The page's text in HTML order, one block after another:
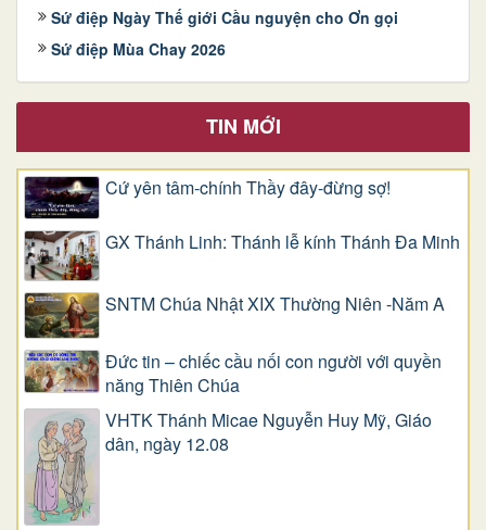
Sứ điệp Ngày Thế giới Cầu nguyện cho Ơn gọi
Sứ điệp Mùa Chay 2026
TIN MỚI
Cứ yên tâm-chính Thầy đây-đừng sợ!
GX Thánh Linh: Thánh lễ kính Thánh Đa Minh
SNTM Chúa Nhật XIX Thường Niên -Năm A
Đức tin – chiếc cầu nối con người với quyền
năng Thiên Chúa
VHTK Thánh Micae Nguyễn Huy Mỹ, Giáo
dân, ngày 12.08